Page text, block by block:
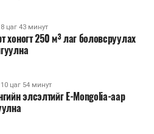
8 цаг 43 минут
хоногт 250 м³ лаг боловсруулах
10 цаг 54 минут
элсэлтийг E-Mongolia-аар